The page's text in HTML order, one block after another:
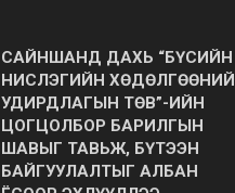
САЙНШАНД ДАХЬ “БҮСИЙН
НИСЛЭГИЙН ХӨДӨЛГӨӨНИЙ
УДИРДЛАГЫН ТӨВ”-ИЙН
ЦОГЦОЛБОР БАРИЛГЫН
ШАВЫГ ТАВЬЖ, БҮТЭЭН
БАЙГУУЛАЛТЫГ АЛБАН